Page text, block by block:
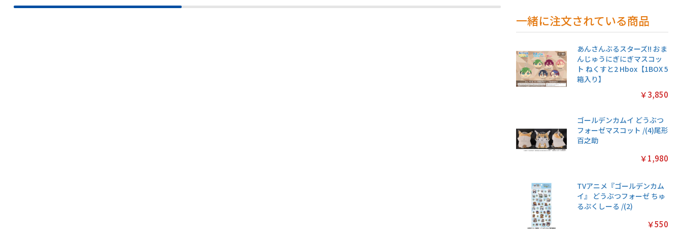
一緒に注文されている商品
あんさんぶるスターズ!! おま
んじゅうにぎにぎマスコッ
ト ねくすと2 Hbox【1BOX 5
箱入り】
￥3,850
ゴールデンカムイ どうぶつ
フォーゼマスコット /(4)尾形
百之助
￥1,980
TVアニメ『ゴールデンカム
イ』 どうぶつフォーゼ ちゅ
るぷくしーる /(2)
￥550